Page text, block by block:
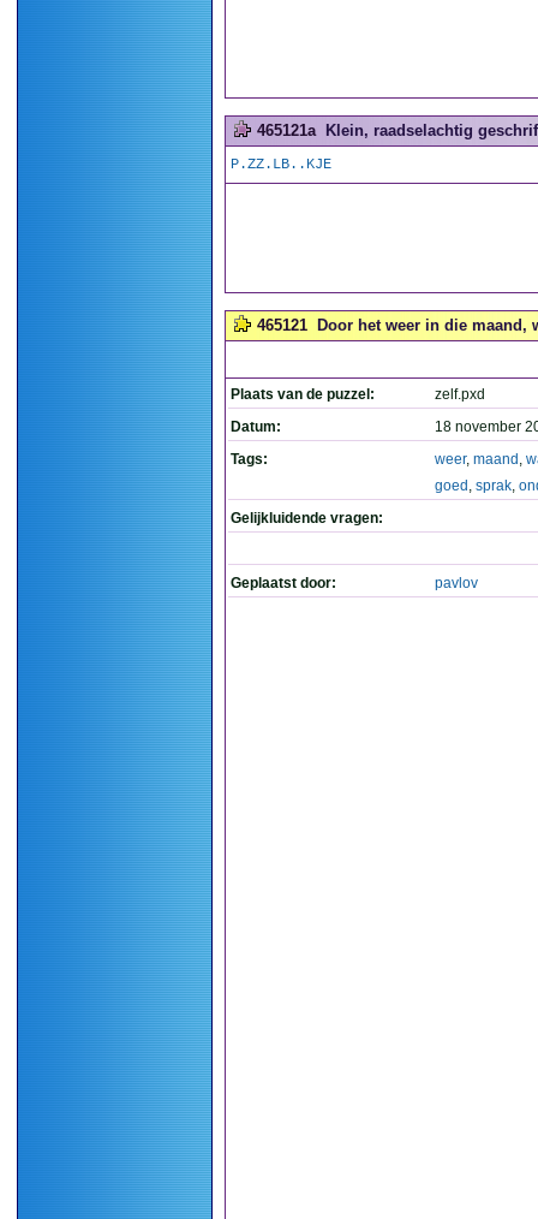
465121a Klein, raadselachtig
P.ZZ.LB..KJE
465121 Door het weer in die maand,
Plaats van de puzzel:
zelf.pxd
Datum:
18 november
Tags:
weer, maand ,
goed , sprak,
Gelijkluidende vragen:
Geplaatst door: pavlov